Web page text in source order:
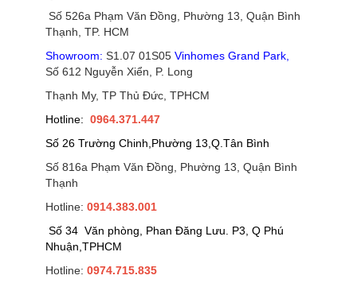
Số 526a Phạm Văn Đồng, Phường 13, Quận Bình
Thạnh, TP. HCM
Showroom: S1.07 01S05 Vinhomes Grand Park,
Số 612 Nguyễn Xiển, P. Long
Thạnh My, TP Thủ Đức, TPHCM
Hotline: 0964.371.447
Số 26 Trường Chinh,Phường 13,Q.Tân Bình
Số 816a Phạm Văn Đồng, Phường 13, Quận Bình
Thạnh
Hotline: 0914.383.001
Số 34 Văn phòng, Phan Đăng Lưu. P3, Q Phú
Nhuận,TPHCM
Hotline: 0974.715.835